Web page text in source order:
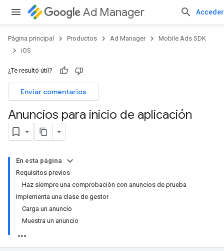
Ad Manager Acceder
Página principal Productos Ad Manager
Mobile Ads SDK
iOS
¿Te resultó útil?
Enviar comentarios
Anuncios para inicio de aplicación
En esta página
Requisitos previos
Haz siempre una comprobación con anuncios de prueba
Implementa una clase de gestor
Carga un anuncio
Muestra un anuncio